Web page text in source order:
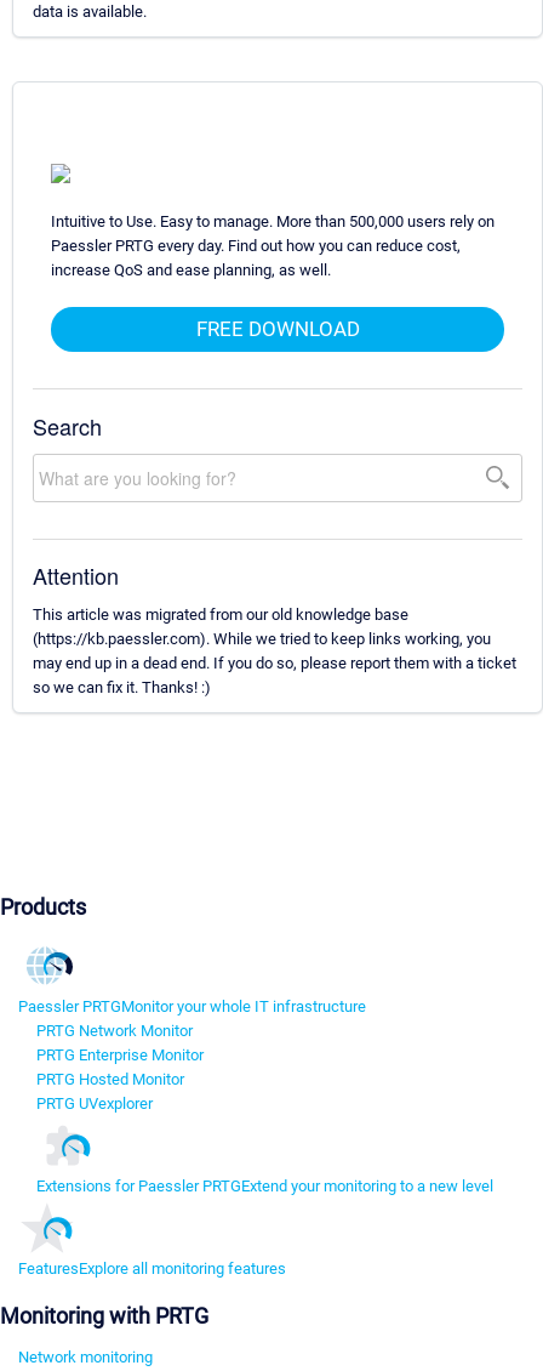
data is available.
Intuitive to Use. Easy to manage. More than 500,000 users rely on
Paessler PRTG every day. Find out how you can reduce cost,
increase QoS and ease planning, as well.
FREE DOWNLOAD
Search
Attention
This article was migrated from our old knowledge base
(https://kb.paessler.com). While we tried to keep links working, you
may end up in a dead end. If you do so, please report them with a ticket
so we can fix it. Thanks! :)
Products
Paessler PRTGMonitor your whole IT infrastructure
PRTG Network Monitor
PRTG Enterprise Monitor
PRTG Hosted Monitor
PRTG UVexplorer
Extensions for Paessler PRTGExtend your monitoring to a new level
FeaturesExplore all monitoring features
Monitoring with PRTG
Network monitoring